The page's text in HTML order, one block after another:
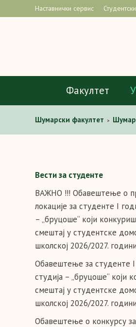
Наставнички сервис
Факултет
Шумарски факултет >
Вести за студенте
ВАЖНО !!! Обавештење о
локације за студенте I
– „бруцоше“ који
смештај у студентске
школској 2026/2027. години
Обавештење за студенте
студија – „бруцоше“ који
смештај у студентске
школској 2026/2027. години
Обавештење о конкурсу